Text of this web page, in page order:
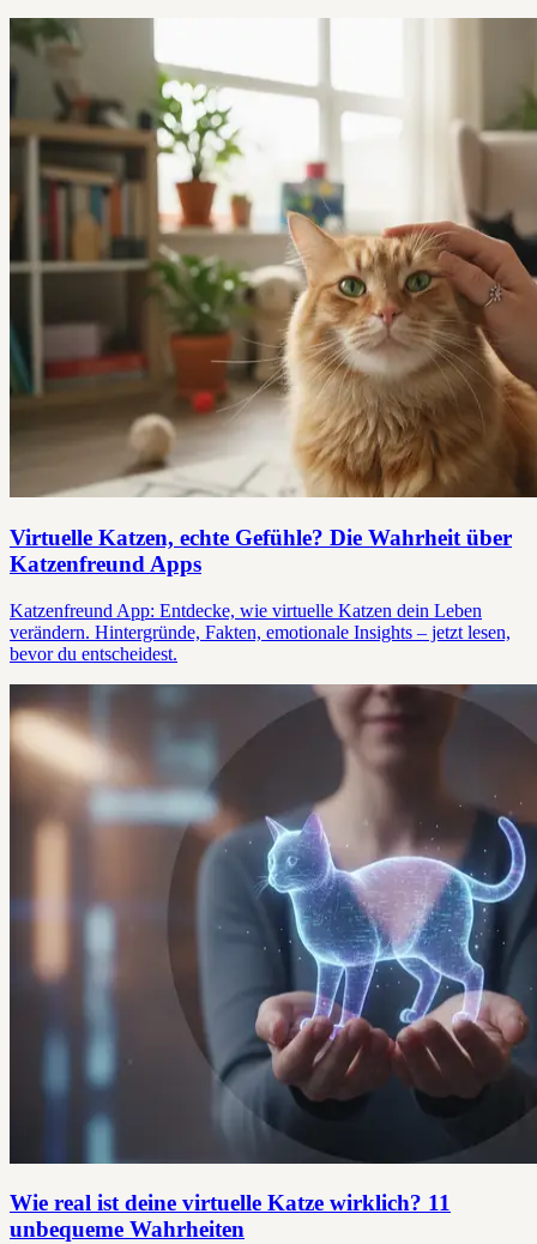
Virtuelle Katzen, echte Gefühle? Die Wahrheit über
Katzenfreund Apps
Katzenfreund App: Entdecke, wie virtuelle Katzen dein Leben
verändern. Hintergründe, Fakten, emotionale Insights – jetzt lesen,
bevor du entscheidest.
Wie real ist deine virtuelle Katze wirklich? 11
unbequeme Wahrheiten